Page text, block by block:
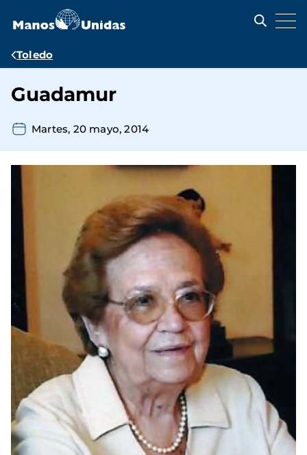
contenido
Ruta
navegación
Toledo
Guadamur
Martes, 20 mayo, 2014